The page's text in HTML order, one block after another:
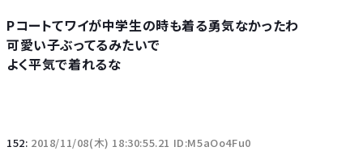
Pコートてワイが中学生の時も着る勇気なかったわ
可愛い子ぶってるみたいで
よく平気で着れるな
152: 2018/11/08(木) 18:30:55.21 ID:M5aOo4Fu0